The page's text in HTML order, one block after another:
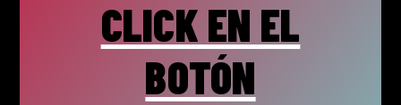
CLICK EN EL
BOTÓN